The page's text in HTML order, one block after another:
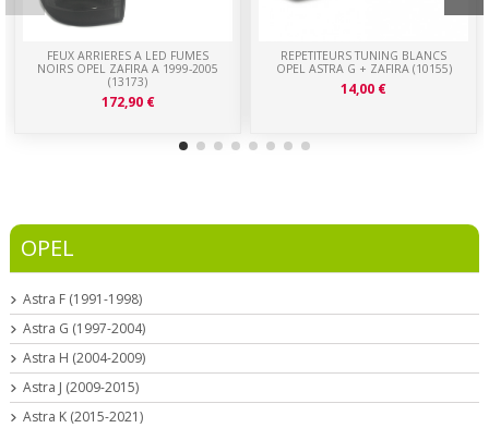
FEUX ARRIERES A LED FUMES
NOIRS OPEL ZAFIRA A 1999-2005
(13173)
172,90 €
REPETITEURS TUNING BLANCS
OPEL ASTRA G + ZAFIRA (10155)
14,00 €
OPEL
Astra F (1991-1998)
Astra G (1997-2004)
Astra H (2004-2009)
Astra J (2009-2015)
Astra K (2015-2021)